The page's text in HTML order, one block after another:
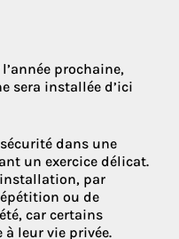
prochaine,
sera installée d’ici
dans une
un exercice délicat.
par
ou de
car certains
leur vie privée.